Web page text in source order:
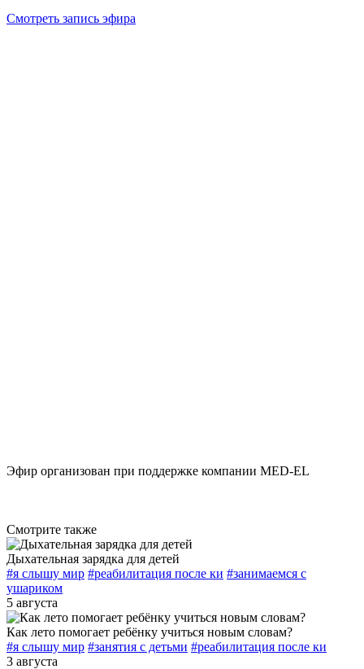
Смотреть запись эфира
Эфир организован при поддержке компании MED-EL
Смотрите также
Дыхательная зарядка для детей
#я слышу мир #реабилитация после ки #занимаемся с
ушариком
5 августа
Как лето помогает ребёнку учиться новым словам?
#я слышу мир #занятия с детьми #реабилитация после ки
3 августа